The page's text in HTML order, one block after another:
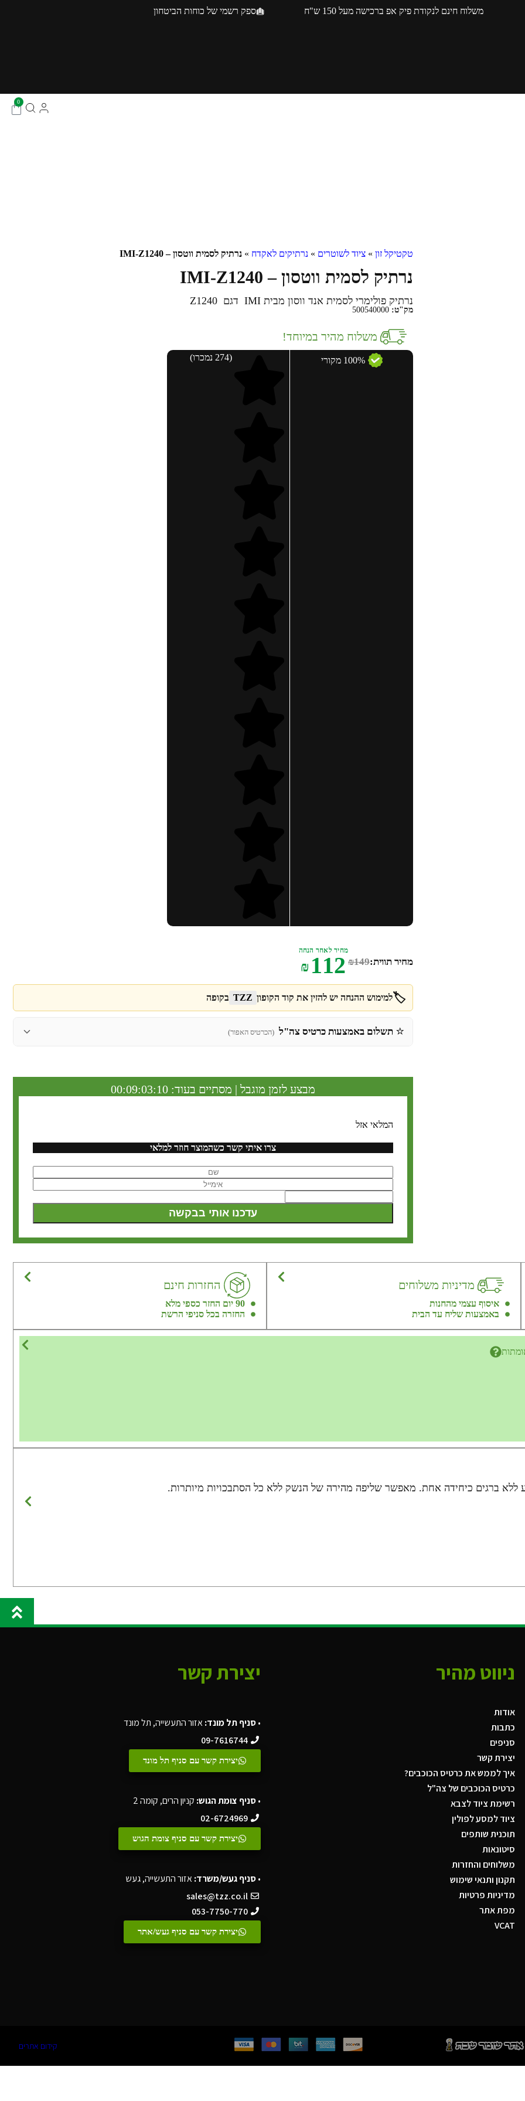
משלוח חינם לנקודת פיק אפ ברכישה מעל 150 ש"ח ספק רשמי של כוחות הביטחון
0
טקטיקל זון » ציוד לשוטרים » נרתיקים לאקדח » נרתיק לסמית ווטסון – IMI-Z1240
נרתיק לסמית ווטסון – IMI-Z1240
נרתיק פולימרי לסמית אנד ווסון מבית IMI דגם Z1240
מק"ט:
משלוח מהיר במיוחד!
100% מקורי (274 נמכרו)
מחיר תווית: ₪149
מחיר לאחר הנחה
₪ 112
🏷️למימוש ההנחה יש להזין את קוד הקופון TZZ בקופה
⭐ תשלום באמצעות כרטיס צה"ל (הכרטיס האפור)
מבצע לזמן מוגבל | מסתיים בעוד: 00:09:03:10
המלאי אזל
צרו איתי קשר כשהמוצר חוזר למלאי
מדיניות משלוחים
איסוף עצמי מהחנות
באמצעות שליח עד הבית
החזרות חינם
90 יום החזר כספי מלא
החזרה בכל סניפי הרשת
ללא ברגים כיחידה אחת. מאפשר שליפה מהירה של הנשק ללא כל הסתבכויות מיותרות.
ניווט מהיר
אודות
כתבות
סניפים
יצירת קשר
איך לממש את כרטיס הכוכבים?
כרטיס הכוכבים של צה"ל
רשימת ציוד לצבא
ציוד למסע לפולין
תוכנית שותפים
סיטונאות
משלוחים והחזרות
תקנון ותנאי שימוש
מדיניות פרטיות
מפת אתר
VCAT
יצירת קשר
•סניף תל מונד:אזור התעשייה, תל מונד
09-7616744
יצירת קשר עם סניף תל מונד
•סניף צומת הגוש: קניון הרים, קומה 2
02-6724969
יצירת קשר עם סניף צומת הגוש
•סניף געש/משרד:אזור התעשייה, געש
sales@tzz.co.il
053-7750-770
יצירת קשר עם סניף געש/אתר
קידום אתרים